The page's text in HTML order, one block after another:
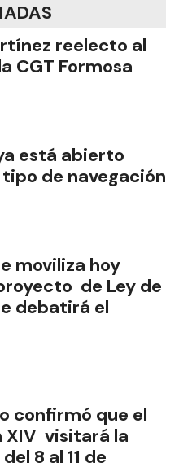
reelecto al
CGT Formosa
está abierto
de navegación
moviliza hoy
de Ley de
debatirá el
confirmó que el
XIV visitará la
8 al 11 de